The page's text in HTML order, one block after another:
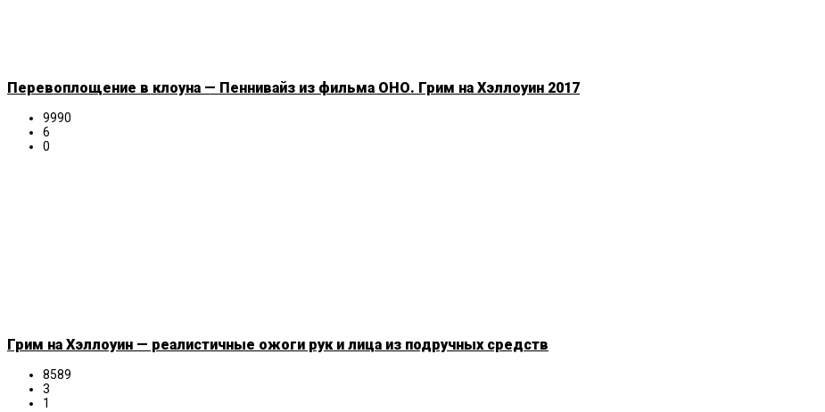
Перевоплощение в клоуна — Пеннивайз из фильма ОНО. Грим на Хэллоуин 2017
9990
6
0
Грим на Хэллоуин — реалистичные ожоги рук и лица из подручных средств
8589
3
1